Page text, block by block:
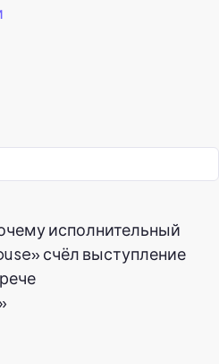
исполнительный
счёл выступление